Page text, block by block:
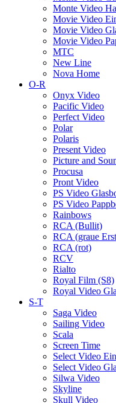
Monte Video
Movie Video
Movie Video
Movie Video
MTC
New Line
Nova Home
O-R
Onyx Video
Pacific Video
Perfect Video
Polar
Polaris
Present Video
Picture and
Procusa
Pront Video
PS Video
PS Video
Rainbows
RCA (Bullit)
RCA (graue
RCA (rot)
RCV
Rialto
Royal Film (S8)
Royal Video
S-T
Saga Video
Sailing Video
Scala
Screen Time
Select Video
Select Video
Silwa Video
Skyline
Skull Video